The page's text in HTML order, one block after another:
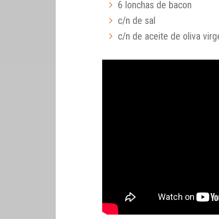
6 lonchas de bacon
c/n de sal
c/n de aceite de oliva